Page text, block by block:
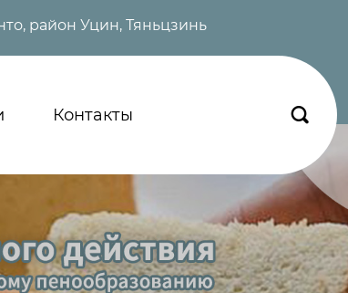
район Уцин, Тяньцзинь
Контакты 